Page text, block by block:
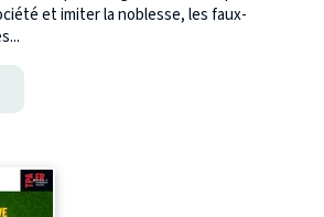
et imiter la noblesse, les faux-